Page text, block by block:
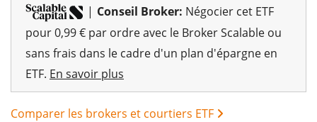
| Conseil Broker: Négocier cet ETF
pour 0,99 € par ordre avec le Broker Scalable ou
sans frais dans le cadre d'un plan d'épargne en
ETF. En savoir plus
Comparer les brokers et courtiers ETF